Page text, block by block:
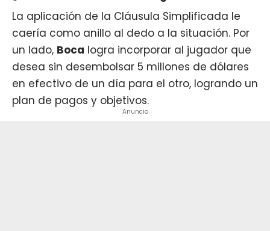
La aplicación de la Cláusula Simplificada le
caería como anillo al dedo a la situación. Por
un lado, Boca logra incorporar al jugador que
desea sin desembolsar 5 millones de dólares
en efectivo de un día para el otro, logrando un
plan de pagos y objetivos.
Anuncio